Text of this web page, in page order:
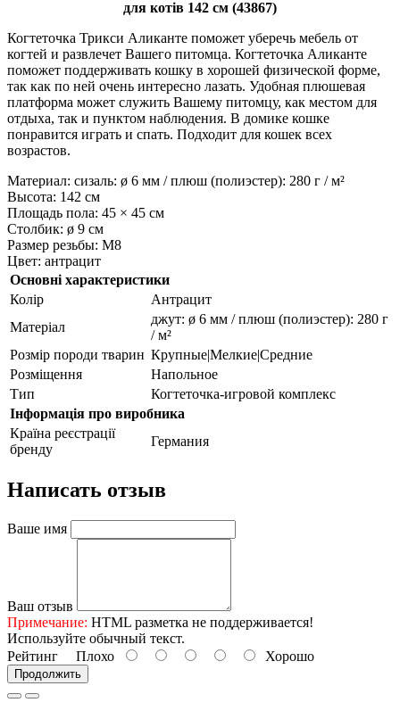
для котів 142 см (43867)
Когтеточка Трикси Аликанте поможет уберечь мебель от
когтей и развлечет Вашего питомца. Когтеточка Аликанте
поможет поддерживать кошку в хорошей физической форме,
так как по ней очень интересно лазать. Удобная плюшевая
платформа может служить Вашему питомцу, как местом для
отдыха, так и пунктом наблюдения. В домике кошке
понравится играть и спать. Подходит для кошек всех
возрастов.
Материал: сизаль: ø 6 мм / плюш (полиэстер): 280 г / м²
Высота: 142 см
Площадь пола: 45 × 45 см
Столбик: ø 9 см
Размер резьбы: M8
Цвет: антрацит
Основні характеристики
Колір
Антрацит
Матеріал
джут: ø 6 мм / плюш (полиэстер): 280 г
/ м²
Розмір породи тварин Крупные|Мелкие|Средние
Розміщення
Напольное
Тип
Когтеточка-игровой комплекс
Інформація про виробника
Країна реєстрації
бренду
Германия
Написать отзыв
Ваше имя
Ваш отзыв
Примечание: HTML разметка не поддерживается!
Используйте обычный текст.
Рейтинг Плохо Хорошо
Продолжить